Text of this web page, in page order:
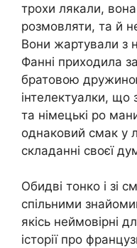
трохи лякали,
розмовляти, та й
Вони жартували з
Фанні приходила
братовою
інтелектуалки, що
та німецькі ро
однаковий смак у
складанні своєї
Обидві тонко і зі
спільними
якісь неймовірні
історії про